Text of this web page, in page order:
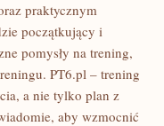
praktycznym
początkujący i
pomysły na trening,
PT6.pl – trening
a nie tylko plan z
aby wzmocnić